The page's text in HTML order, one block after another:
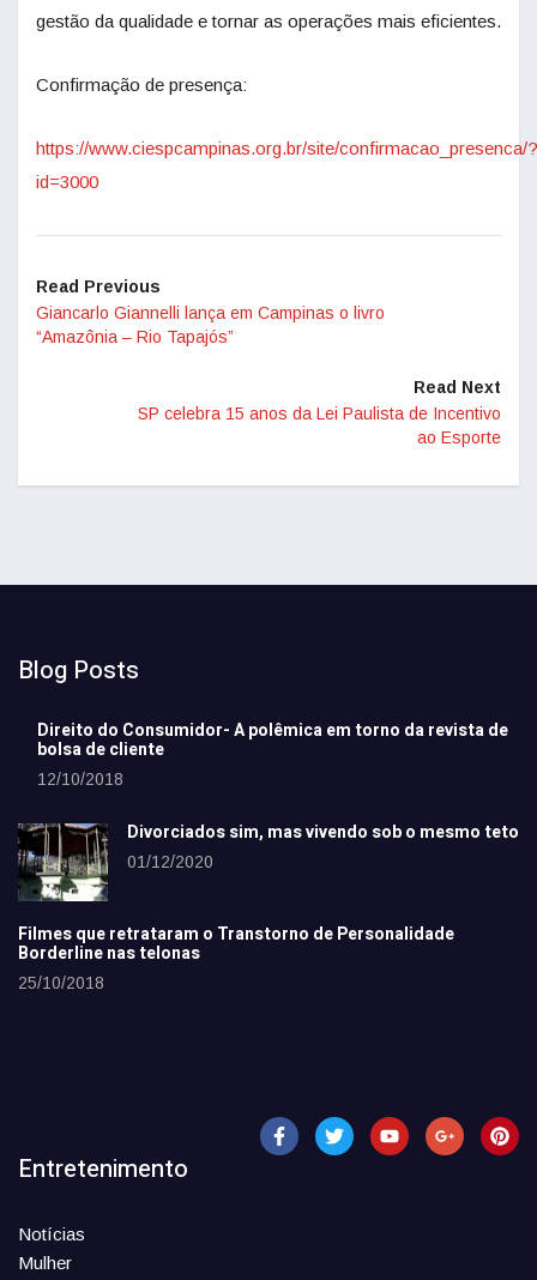
gestão da qualidade e tornar as operações mais eficientes.
Confirmação de presença:
https://www.ciespcampinas.org.br/site/confirmacao_presenca/?
id=3000
Read Previous
Giancarlo Giannelli lança em Campinas o livro
“Amazônia – Rio Tapajós”
Read Next
SP celebra 15 anos da Lei Paulista de Incentivo
ao Esporte
Blog Posts
Direito do Consumidor- A polêmica em torno da revista de
bolsa de cliente
12/10/2018
Divorciados sim, mas vivendo sob o mesmo teto
01/12/2020
Filmes que retrataram o Transtorno de Personalidade
Borderline nas telonas
25/10/2018
Entretenimento
Notícias
Mulher